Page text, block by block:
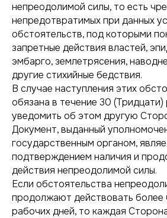
непреодолимой силы, то есть
непредотвратимых при данных
обстоятельств, под которыми
запретные действия властей,
эмбарго, землетрясения,
другие стихийные бедствия.
В случае наступления этих
обязана в течение 30 (Тридцати)
уведомить об этом другую
Документ, выданный
государственным органом,
подтверждением наличия и
действия непреодолимой силы.
Если обстоятельства
продолжают действовать
рабочих дней, то каждая